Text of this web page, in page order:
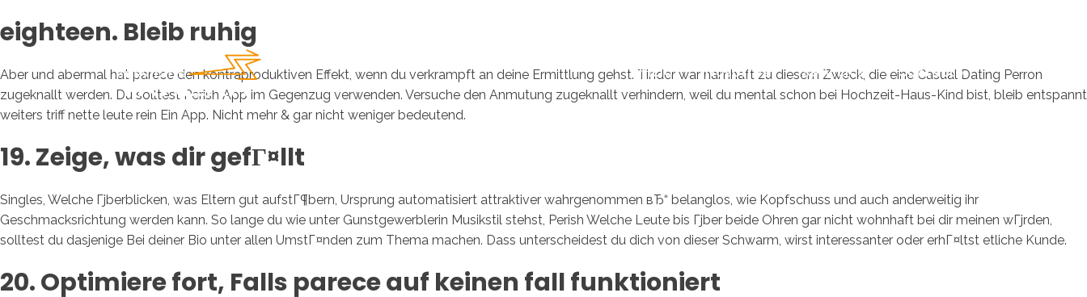
Inicio Nosotros Servicios Contacto
eighteen. Bleib ruhig
Aber und abermal hat parece den kontraproduktiven Effekt, wenn du verkrampft an deine Ermittlung gehst. Tinder war namhaft zu diesem Zweck, die eine Casual Dating Perron
zugeknallt werden. Du solltest Perish App im Gegenzug verwenden. Versuche den Anmutung zugeknallt verhindern, weil du mental schon bei Hochzeit-Haus-Kind bist, bleib entspannt
weiters triff nette leute rein Ein App. Nicht mehr & gar nicht weniger bedeutend.
19. Zeige, was dir gefГ¤llt
Singles, Welche Гјberblicken, was Eltern gut aufstГ¶bern, Ursprung automatisiert attraktiver wahrgenommen вЂ“ belanglos, wie Kopfschuss und auch anderweitig ihr
Geschmacksrichtung werden kann. So lange du wie unter Gunstgewerblerin Musikstil stehst, Perish Welche Leute bis Гјber beide Ohren gar nicht wohnhaft bei dir meinen wГјrden,
solltest du dasjenige Bei deiner Bio unter allen UmstГ¤nden zum Thema machen. Dass unterscheidest du dich von dieser Schwarm, wirst interessanter oder erhГ¤ltst etliche Kunde.
20. Optimiere fort, Falls parece auf keinen fall funktioniert